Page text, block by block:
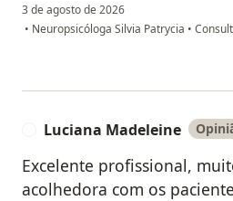
3 de agosto de 2026
• Neuropsicóloga Silvia Patrycia •
Luciana Madeleine
Excelente profissional,
acolhedora com os